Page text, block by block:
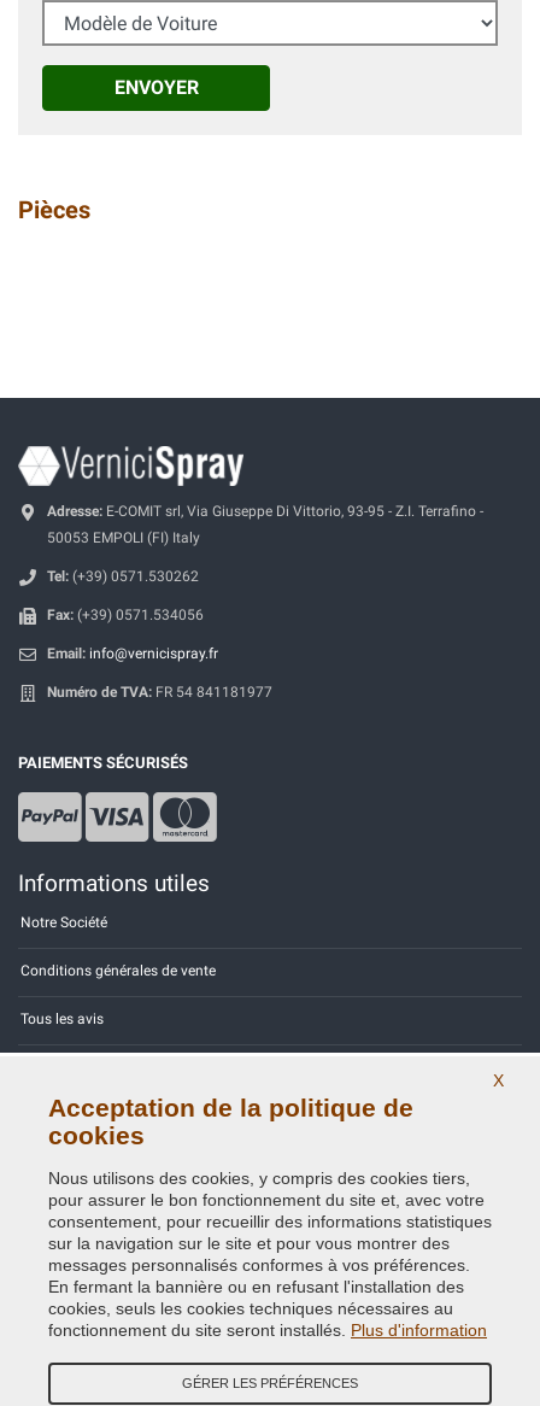
Modèle de Voiture
ENVOYER
Pièces
Adresse: E-COMIT srl, Via Giuseppe Di Vittorio, 93-95 - Z.I. Terrafino -
50053 EMPOLI (FI) Italy
Tel: (+39) 0571.530262
Fax: (+39) 0571.534056
Email: info@vernicispray.fr
Numéro de TVA: FR 54 841181977
PAIEMENTS SÉCURISÉS
Informations utiles
Notre Société
Conditions générales de vente
Tous les avis
Contactez-nous
Politique de confidentialité - RGPD
Copyright © 2014 - 2026. All Rights Reserved.
X
Acceptation de la politique de
cookies
Nous utilisons des cookies, y compris des cookies tiers,
pour assurer le bon fonctionnement du site et, avec votre
consentement, pour recueillir des informations statistiques
sur la navigation sur le site et pour vous montrer des
messages personnalisés conformes à vos préférences.
En fermant la bannière ou en refusant l'installation des
cookies, seuls les cookies techniques nécessaires au
fonctionnement du site seront installés. Plus d'information
GÉRER LES PRÉFÉRENCES